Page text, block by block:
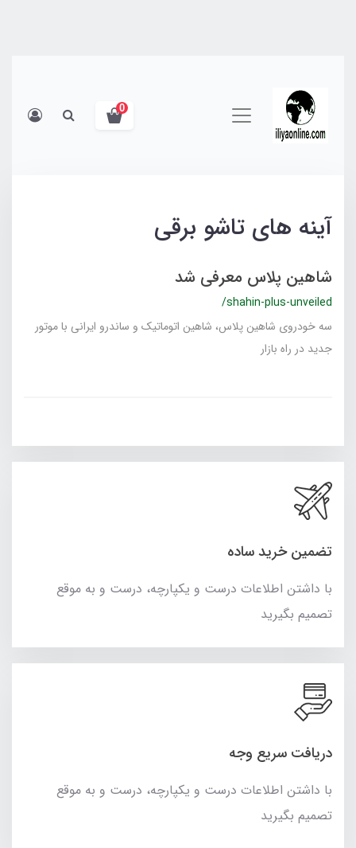
0
آینه های تاشو برقی
شاهین پلاس معرفی شد
/shahin-plus-unveiled
سه خودروی شاهین پلاس، شاهین اتوماتیک و ساندرو ایرانی با موتور
جدید در راه بازار
تضمین خرید ساده
با داشتن اطلاعات درست و یکپارچه، درست و به موقع
تصمیم بگیرید
دریافت سریع وجه
با داشتن اطلاعات درست و یکپارچه، درست و به موقع
تصمیم بگیرید